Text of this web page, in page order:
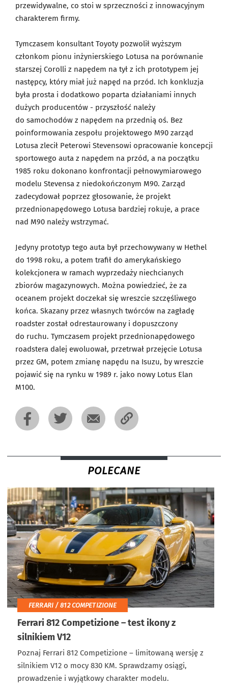
przewidywalne, co stoi w sprzeczności z innowacyjnym
charakterem firmy.
Tymczasem konsultant Toyoty pozwolił wyższym
członkom pionu inżynierskiego Lotusa na porównanie
starszej Corolli z napędem na tył z ich prototypem jej
następcy, który miał już napęd na przód. Ich konkluzja
była prosta i dodatkowo poparta działaniami innych
dużych producentów - przyszłość należy
do samochodów z napędem na przednią oś. Bez
poinformowania zespołu projektowego M90 zarząd
Lotusa zlecił Peterowi Stevensowi opracowanie koncepcji
sportowego auta z napędem na przód, a na początku
1985 roku dokonano konfrontacji pełnowymiarowego
modelu Stevensa z niedokończonym M90. Zarząd
zadecydował poprzez głosowanie, że projekt
przednionapędowego Lotusa bardziej rokuje, a prace
nad M90 należy wstrzymać.
Jedyny prototyp tego auta był przechowywany w Hethel
do 1998 roku, a potem trafił do amerykańskiego
kolekcjonera w ramach wyprzedaży niechcianych
zbiorów magazynowych. Można powiedzieć, że za
oceanem projekt doczekał się wreszcie szczęśliwego
końca. Skazany przez własnych twórców na zagładę
roadster został odrestaurowany i dopuszczony
do ruchu. Tymczasem projekt przednionapędowego
roadstera dalej ewoluował, przetrwał przejęcie Lotusa
przez GM, potem zmianę napędu na Isuzu, by wreszcie
pojawić się na rynku w 1989 r. jako nowy Lotus Elan
M100.
POLECANE
FERRARI / 812 COMPETIZIONE
Ferrari 812 Competizione – test ikony z
silnikiem V12
Poznaj Ferrari 812 Competizione – limitowaną wersję z
silnikiem V12 o mocy 830 KM. Sprawdzamy osiągi,
prowadzenie i wyjątkowy charakter modelu.